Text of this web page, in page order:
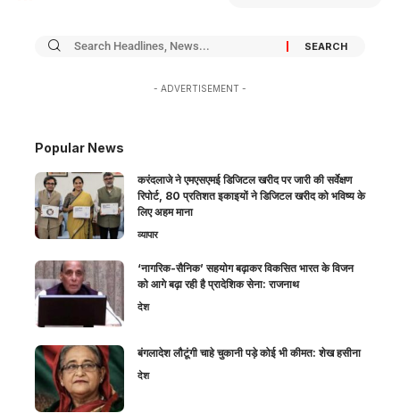
- ADVERTISEMENT -
Popular News
करंदलाजे ने एमएसएमई डिजिटल खरीद पर जारी की सर्वेक्षण
रिपोर्ट, 80 प्रतिशत इकाइयों ने डिजिटल खरीद को भविष्य के
लिए अहम माना
व्यापार
‘नागरिक-सैनिक’ सहयोग बढ़ाकर विकसित भारत के विजन
को आगे बढ़ा रही है प्रादेशिक सेना: राजनाथ
देश
बंगलादेश लौटूंगी चाहे चुकानी पड़े कोई भी कीमत: शेख हसीना
देश